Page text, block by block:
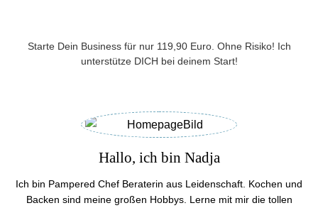
Starte Dein Business für nur 119,90 Euro. Ohne Risiko! Ich
unterstütze DICH bei deinem Start!
Hallo, ich bin Nadja
Ich bin Pampered Chef Beraterin aus Leidenschaft. Kochen und
Backen sind meine großen Hobbys. Lerne mit mir die tollen